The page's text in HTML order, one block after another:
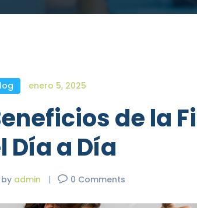
enero 5, 2025
de la
Día a Día
by admin 0 Comments